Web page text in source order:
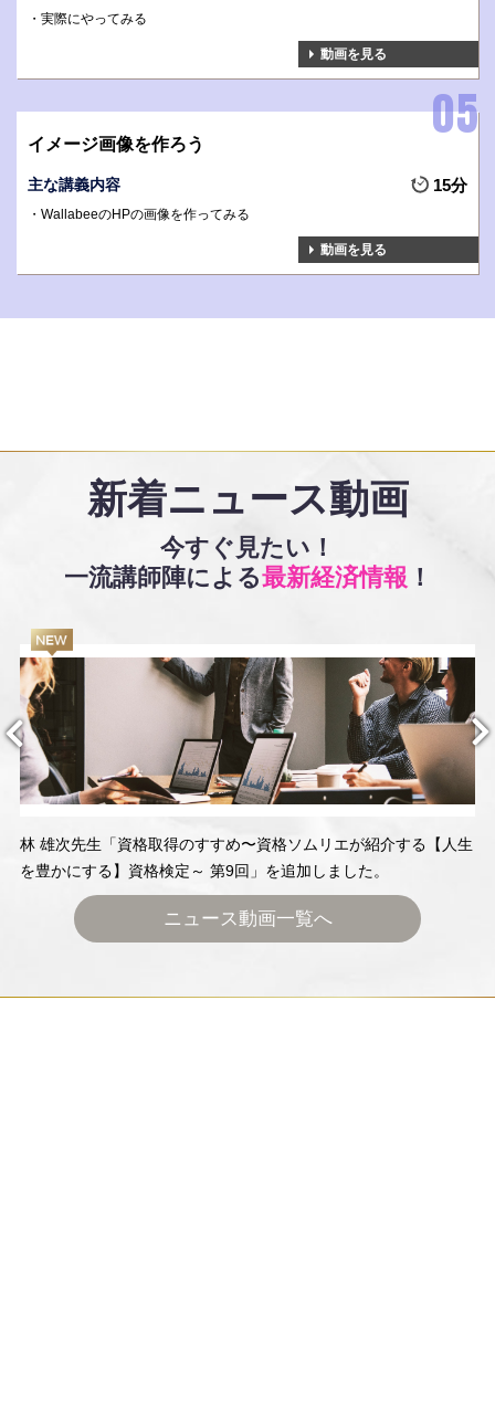
実際にやってみる
動画を見る
イメージ画像を作ろう
主な講義内容 15分
WallabeeのHPの画像を作ってみる
動画を見る
新着ニュース動画
今すぐ見たい！
一流講師陣による最新経済情報 ！
ニュース動画一覧へ
林 雄次先生「資格取得のすすめ〜資格ソムリエが紹介する【人生
を豊かにする】資格検定～ 第9回」を追加しました。